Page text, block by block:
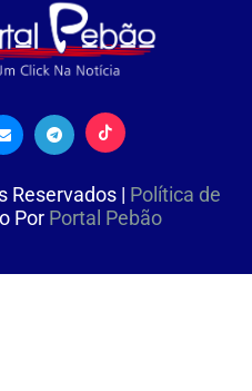
Reservados | Política de
Por Portal Pebão